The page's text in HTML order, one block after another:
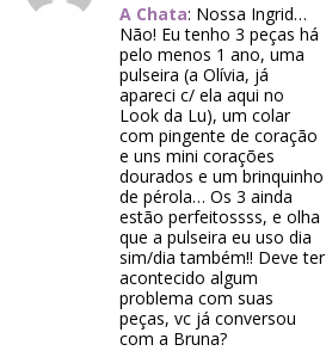
A Chata: Nossa Ingrid…
Não! Eu tenho 3 peças há
pelo menos 1 ano, uma
pulseira (a Olívia, já
apareci c/ ela aqui no
Look da Lu), um colar
com pingente de coração
e uns mini corações
dourados e um brinquinho
de pérola… Os 3 ainda
estão perfeitossss, e olha
que a pulseira eu uso dia
sim/dia também!! Deve ter
acontecido algum
problema com suas
peças, vc já conversou
com a Bruna?